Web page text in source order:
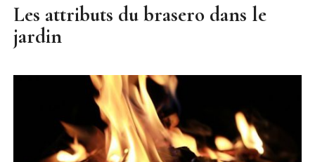
Les attributs du brasero dans le
jardin